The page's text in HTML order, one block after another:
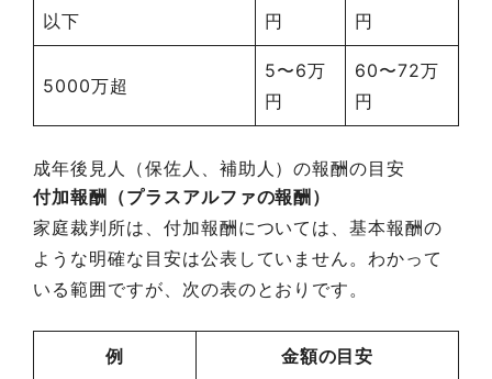
以下
円
円
5000万超
5〜6万
円
60〜72万
円
成年後見人（保佐人、補助人）の報酬の目安
付加報酬（プラスアルファの報酬）
家庭裁判所は、付加報酬については、基本報酬の
ような明確な目安は公表していません。わかって
いる範囲ですが、次の表のとおりです。
例 金額の目安